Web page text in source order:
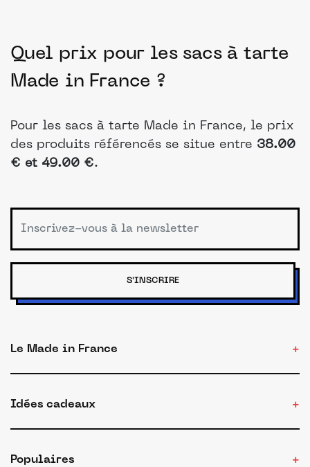
Quel prix pour les sacs à tarte
Made in France ?
Pour les sacs à tarte Made in France, le prix
des produits référencés se situe entre 38.00
€ et 49.00 €.
S'INSCRIRE
Le Made in France
Idées cadeaux
Populaires